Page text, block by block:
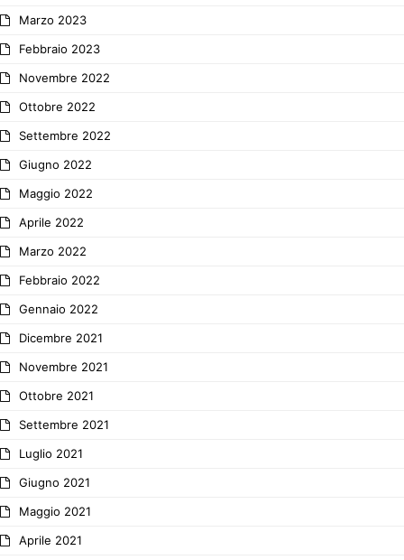
Marzo 2023
Febbraio 2023
Novembre 2022
Ottobre 2022
Settembre 2022
Giugno 2022
Maggio 2022
Aprile 2022
Marzo 2022
Febbraio 2022
Gennaio 2022
Dicembre 2021
Novembre 2021
Ottobre 2021
Settembre 2021
Luglio 2021
Giugno 2021
Maggio 2021
Aprile 2021